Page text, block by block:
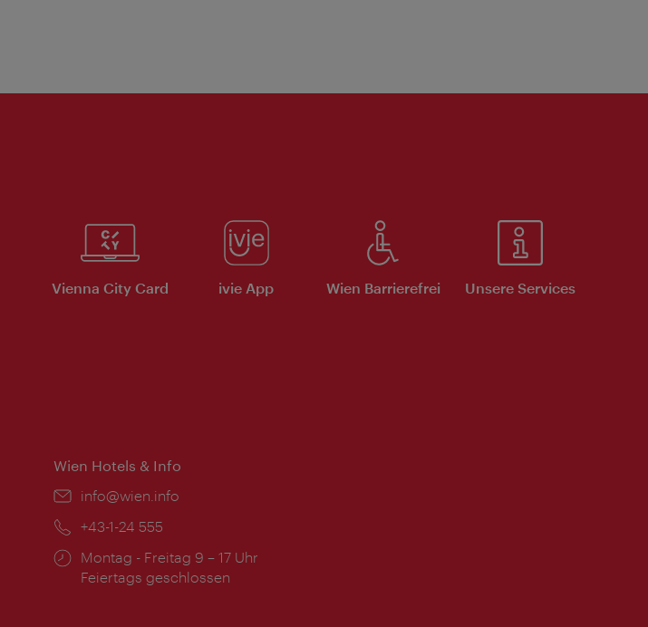
Vienna City Card ivie App Wien Barrierefrei Unsere Services
Wien Hotels & Info
Email:
info@wien.info
Telefon:
+43-1-24 555
Öffnungszeiten:
Montag - Freitag 9 – 17 Uhr
Feiertags geschlossen